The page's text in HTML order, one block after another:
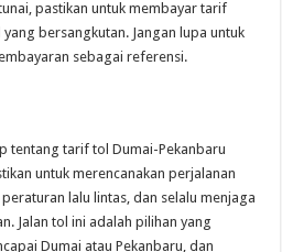
pastikan untuk membayar tarif
bersangkutan. Jangan lupa untuk
sebagai referensi.
tentang tarif tol Dumai-Pekanbaru
untuk merencanakan perjalanan
lalu lintas, dan selalu menjaga
Jalan tol ini adalah pilihan yang
Dumai atau Pekanbaru, dan